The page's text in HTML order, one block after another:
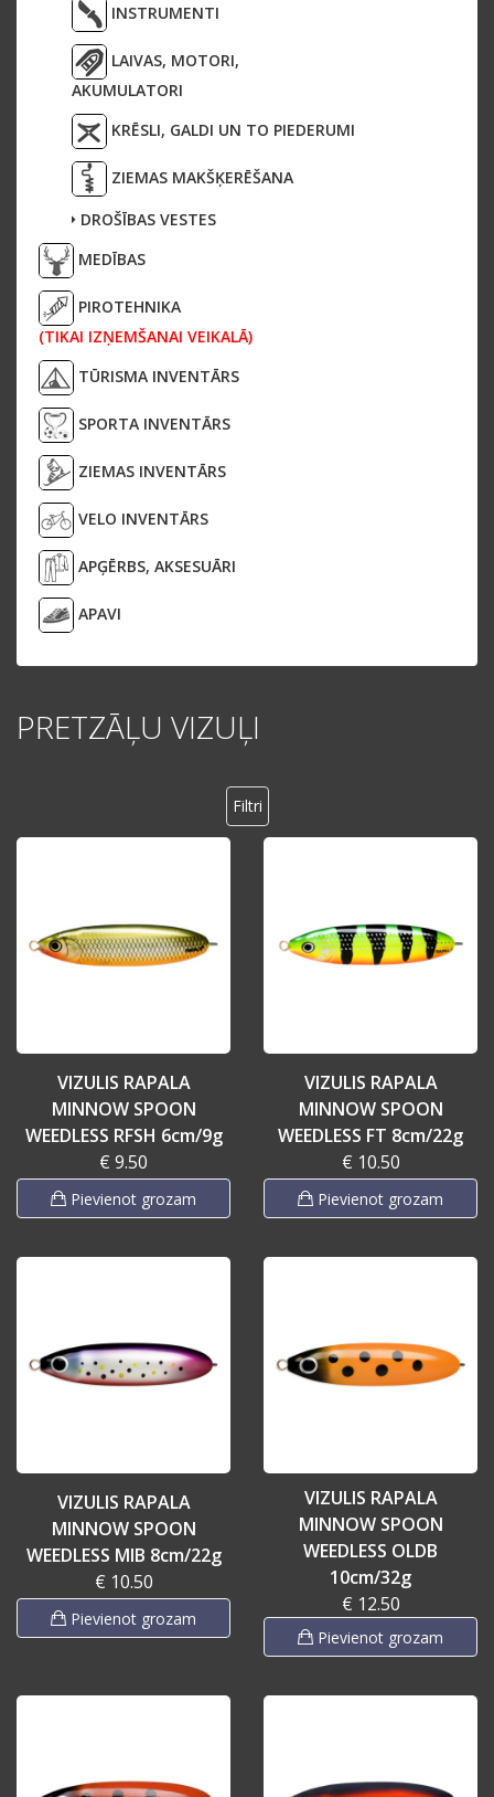
INSTRUMENTI
LAIVAS, MOTORI,
AKUMULATORI
KRĒSLI, GALDI UN TO PIEDERUMI
ZIEMAS MAKŠĶERĒŠANA
DROŠĪBAS VESTES
MEDĪBAS
PIROTEHNIKA
(TIKAI IZŅEMŠANAI VEIKALĀ)
TŪRISMA INVENTĀRS
SPORTA INVENTĀRS
ZIEMAS INVENTĀRS
VELO INVENTĀRS
APĢĒRBS, AKSESUĀRI
APAVI
PRETZĀĻU VIZUĻI
Filtri
VIZULIS RAPALA
MINNOW SPOON
WEEDLESS RFSH 6cm/9g
€ 9.50
Pievienot grozam
VIZULIS RAPALA
MINNOW SPOON
WEEDLESS FT 8cm/22g
€ 10.50
Pievienot grozam
VIZULIS RAPALA
MINNOW SPOON
WEEDLESS MIB 8cm/22g
€ 10.50
Pievienot grozam
VIZULIS RAPALA
MINNOW SPOON
WEEDLESS OLDB
10cm/32g
€ 12.50
Pievienot grozam